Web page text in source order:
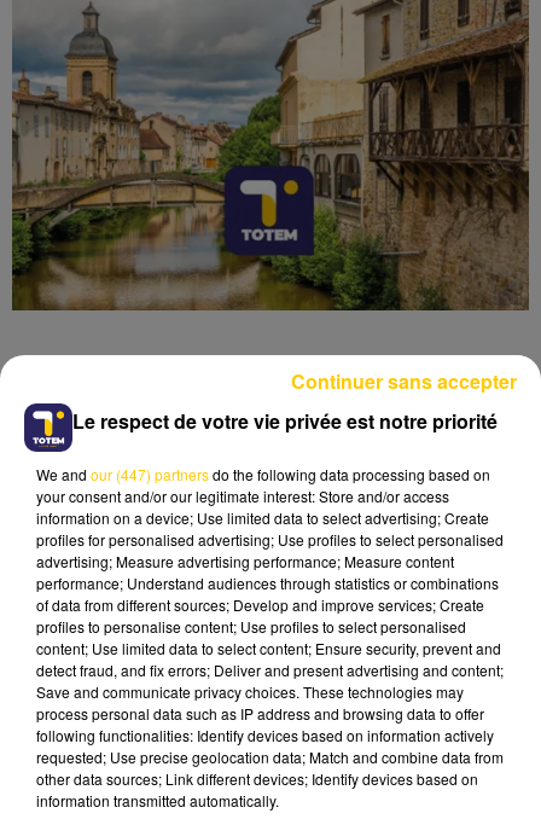
13 mai 2025 - 6 min
L'INFO DU NORD DU LOT DU 13/05/25 À
12H29
Ecoutez sur Totem l'information à Tulle, Brive,
dans le Nord du Lot et le pays sarladais avec les
reportages de nos journalistes sur le terrain.
Le respect de votre vie privée est notre priorité
We and our (447) partnersdo the following data processing based on
your consent and/or our legitimate interest: Store and/or access
information on a device; Use limited data to select advertising; Create
profiles for personalised advertising; Use profiles to select personalised
advertising; Measure advertising performance; Measure content
performance; Understand audiences through statistics or combinations
of data from different sources; Develop and improve services; Create
profiles to personalise content; Use profiles to select personalised
content; Use limited data to select content; Ensure security, prevent and
detect fraud, and fix errors; Deliver and present advertising and content;
Save and communicate privacy choices. These technologies may
process personal data such as IP address and browsing data to offer
following functionalities: Identify devices based on information actively
requested; Use precise geolocation data; Match and combine data from
other data sources; Link different devices; Identify devices based on
information transmitted automatically.
Continuer sans accepter